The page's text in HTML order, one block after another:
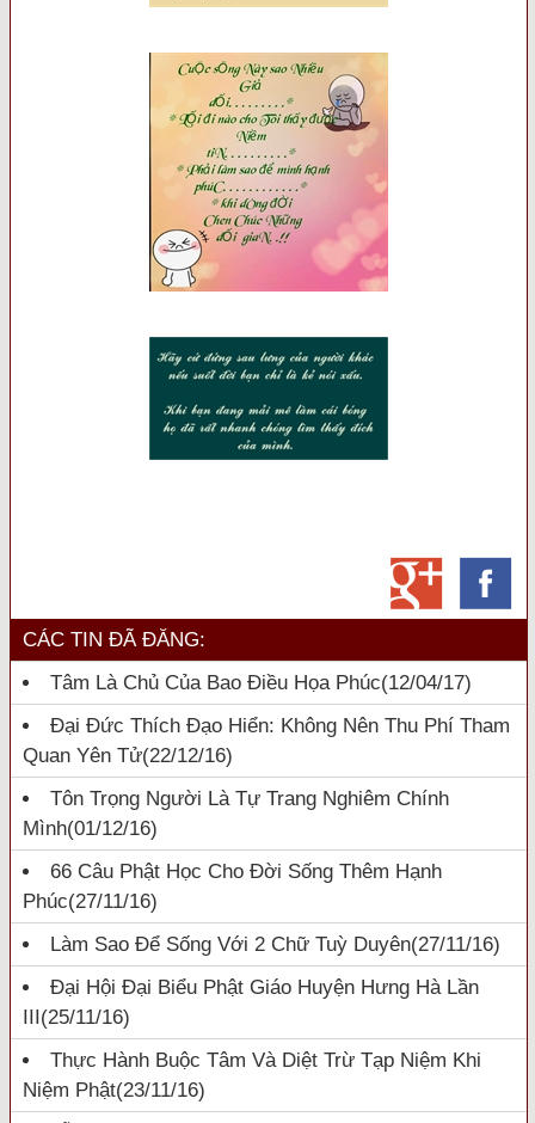
CÁC TIN ĐÃ ĐĂNG:
Tâm Là Chủ Của Bao Điều Họa Phúc(12/04/17)
Đại Đức Thích Đạo Hiển: Không Nên Thu Phí Tham
Quan Yên Tử(22/12/16)
Tôn Trọng Người Là Tự Trang Nghiêm Chính
Mình(01/12/16)
66 Câu Phật Học Cho Đời Sống Thêm Hạnh
Phúc(27/11/16)
Làm Sao Để Sống Với 2 Chữ Tuỳ Duyên(27/11/16)
Đại Hội Đại Biểu Phật Giáo Huyện Hưng Hà Lần
III(25/11/16)
Thực Hành Buộc Tâm Và Diệt Trừ Tạp Niệm Khi
Niệm Phật(23/11/16)